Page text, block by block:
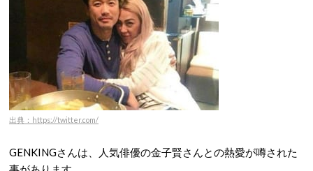
出典：https://twitter.com/
GENKINGさんは、人気俳優の金子賢さんとの熱愛が噂された